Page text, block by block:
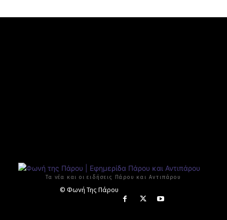
Τα νέα και οι ειδήσεις Πάρου και Αντιπάρου
© Φωνή Της Πάρου